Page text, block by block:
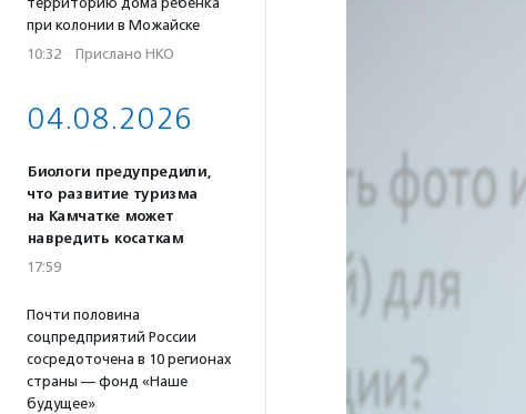
при колонии в Можайске
10:32 · Прислано НКО
04.08.2026
Биологи предупредили,
что развитие туризма
на Камчатке может
навредить косаткам
17:59
Почти половина
соцпредприятий России
сосредоточена в 10 регионах
страны — фонд «Наше
будущее»